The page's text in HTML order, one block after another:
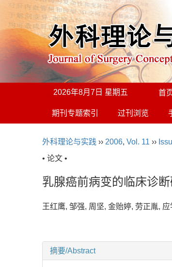
2026年8月7日 星期五 首
期刊专题索引 过刊浏览
外科理论与实践 ›› 2006, Vol. 11 ››
• 论文 •
乳腺癌前病变的临床诊
王红鹰, 邹强, 周坚, 金贻婷, 劳正胤,
摘要/Abstract